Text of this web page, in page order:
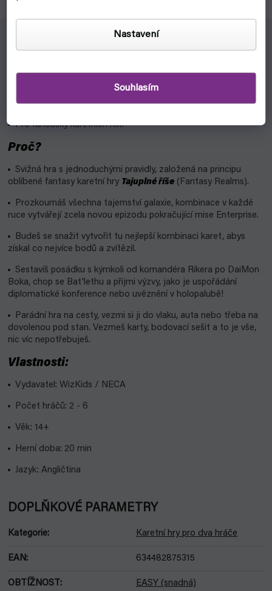
Nastavení
Souhlasím
Pro fanoušky světa Star Trek.
Pro ty, co nemusí zdlouhavé hry se složitými pravidly.
Pro fanoušky karetních her.
Proč?
Svižná hra s jednoduchými pravidly, založená na principu
oblíbené fantasy karetní hry Tajuplné říše (Fantasy Realms).
Prozkoumáš všechna tajemství galaxie, kombinace v každé
ruce vytvářejí zcela novou epizodu pokračující mise Enterprise.
Budeš se snažit vytvořit tu nejlepší kombinaci karet, abys
získal co nejvíce bodů a zvítězil.
Sestavíš posádku s kýmkoli od komandéra Rikera po DaiMon
Boka, chop se Bat'lethu a přijmi výzvy, jako je uspořádání
diplomatické konference nebo uvěznění v holopalubě!
Parádní hra na cesty, vezmi si ji do vlaku, auta nebo třeba na
dovolenou pod stan. Vezmeš karty, bodovací sešit a to je vše,
nic víc nepotřebuješ.
Vlastnosti:
Vydavatel: WizKids / NECA
Počet hráčů: 2 - 6
Věk: 14+
Herní doba: 20 min
Jazyk: Angličtina
DOPLŇKOVÉ PARAMETRY
Kategorie: Karetní hry pro dva hráče
EAN: 634482875315
OBTÍŽNOST : EASY (snadná)